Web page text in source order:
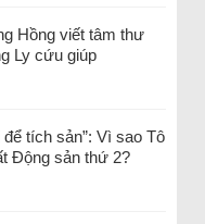
Hồng viết tâm thư
Ly cứu giúp
tích sản”: Vì sao Tô
Động sản thứ 2?